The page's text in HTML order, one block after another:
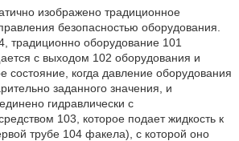
изображено традиционное
безопасностью оборудования.
традиционно оборудование 101
с выходом 102 оборудования и
состояние, когда давление оборудования
заданного значения, и
гидравлически с
103, которое подает жидкость к
трубе 104 факела), с которой оно